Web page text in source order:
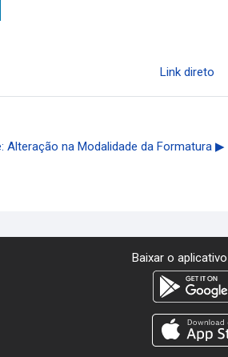
Link direto
Alteração na Modalidade da Formatura ▶︎
Baixar o